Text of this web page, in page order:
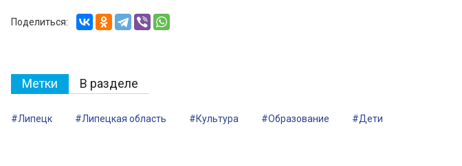
Поделиться:
Метки В разделе
#Липецк #Липецкая область #Культура #Образование #Дети